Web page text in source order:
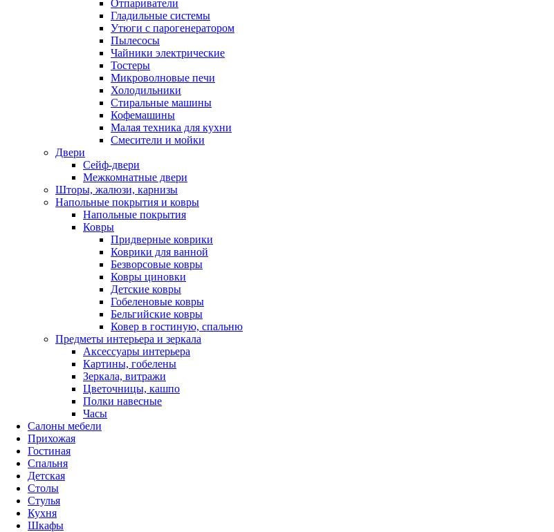
Отпариватели
Гладильные системы
Утюги с парогенератором
Пылесосы
Чайники электрические
Тостеры
Микроволновые печи
Холодильники
Стиральные машины
Кофемашины
Малая техника для кухни
Смесители и мойки
Двери
Сейф-двери
Межкомнатные двери
Шторы, жалюзи, карнизы
Напольные покрытия и ковры
Напольные покрытия
Ковры
Придверные коврики
Коврики для ванной
Безворсовые ковры
Ковры циновки
Детские ковры
Гобеленовые ковры
Бельгийские ковры
Ковер в гостиную, спальню
Предметы интерьера и зеркала
Аксессуары интерьера
Картины, гобелены
Зеркала, витражи
Цветочницы, кашпо
Полки навесные
Часы
Салоны мебели
Прихожая
Гостиная
Спальня
Детская
Столы
Стулья
Кухня
Шкафы